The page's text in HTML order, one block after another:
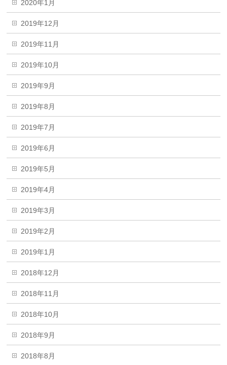
2020年1月
2019年12月
2019年11月
2019年10月
2019年9月
2019年8月
2019年7月
2019年6月
2019年5月
2019年4月
2019年3月
2019年2月
2019年1月
2018年12月
2018年11月
2018年10月
2018年9月
2018年8月